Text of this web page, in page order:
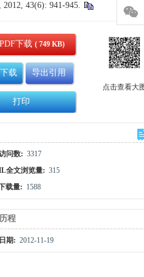
2012, 43(6): 941-945.
PDF下载( 749 KB)
载 导出引用
打印
点击查看大
问数: 3317
全文浏览量: 315
载量: 1588
程
期: 2012-11-19